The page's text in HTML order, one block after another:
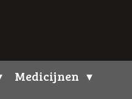
Medicijnen